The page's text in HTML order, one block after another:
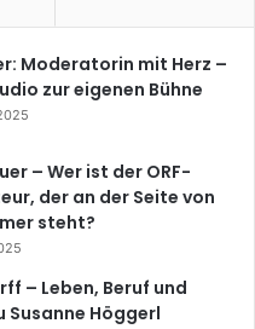
Moderatorin mit Herz –
zur eigenen Bühne
– Wer ist der ORF-
der an der Seite von
steht?
– Leben, Beruf und
Susanne Höggerl